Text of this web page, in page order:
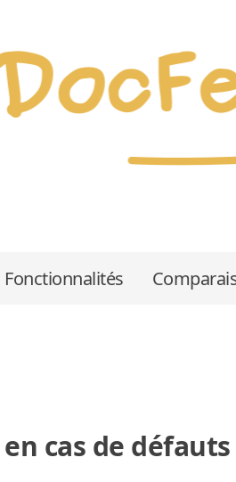
Fonctionnalités
cas de défauts